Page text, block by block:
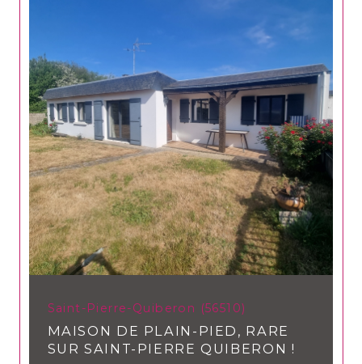
Saint-Pierre-Quiberon (56510)
MAISON DE PLAIN-PIED, RARE
SUR SAINT-PIERRE QUIBERON !